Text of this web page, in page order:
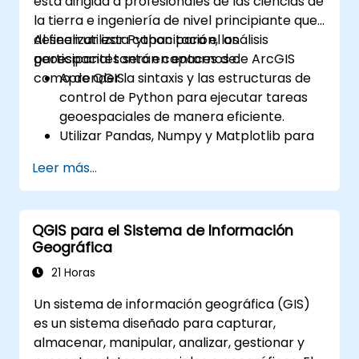
la tierra e ingeniería de nivel principiante que
deseen utilizar Python para el análisis
geoespacial tanto en entornos de ArcGIS
como de QGIS.
Al finalizar esta capacitación, los
participantes serán capaces de:
Aprender la sintaxis y las estructuras de
control de Python para ejecutar tareas
geoespaciales de manera eficiente.
Utilizar Pandas, Numpy y Matplotlib para
Manipular y analizar datos vectoriales
con las bibliotecas Geopandas, Arcpy y
PyQGIS.
Automatizar procesos y flujos de trabajo
geoespaciales utilizando scripts de
Python en ArcGIS y QGIS.
geoprocessamiento personalizadas
basadas en Python para ArcGIS y QGIS
con el fin de agilizar las tareas.
Leer más...
QGIS para el Sistema de Información
Geográfica
21 Horas
Un sistema de información geográfica (GIS)
es un sistema diseñado para capturar,
almacenar, manipular, analizar, gestionar y